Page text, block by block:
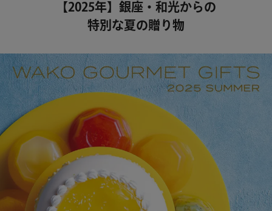
【2025年】銀座・和光からの
特別な夏の贈り物